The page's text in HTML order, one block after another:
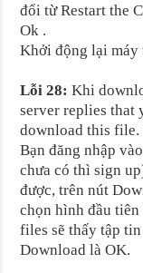
đổi từ Restart the
Ok .
Khởi động lại máy
Lỗi 28: Khi
server replies that
download this file.
Bạn đăng nhập
chưa có thì sign
được, trên nút
chọn hình đầu
files sẽ thấy tập
Download là OK.